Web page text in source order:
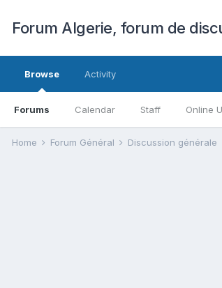
Forum Algerie, forum de
Browse
Forums Calendar Staff Online
Activity
Home Forum Général Discussion générale